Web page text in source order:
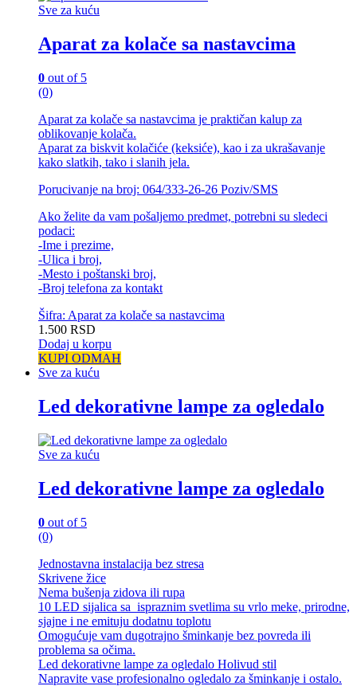
Sve za kuću
Aparat za kolače sa nastavcima
0 out of 5
(0)
Aparat za kolače sa nastavcima je praktičan kalup za
oblikovanje kolača.
Aparat za biskvit kolačiće (keksiće), kao i za ukrašavanje
kako slatkih, tako i slanih jela.
Porucivanje na broj: 064/333-26-26 Poziv/SMS
Ako želite da vam pošaljemo predmet, potrebni su sledeci
podaci:
-Ime i prezime,
-Ulica i broj,
-Mesto i poštanski broj,
-Broj telefona za kontakt
Šifra: Aparat za kolače sa nastavcima
1.500 RSD
Dodaj u korpu
KUPI ODMAH
Sve za kuću
Led dekorativne lampe za ogledalo
Sve za kuću
Led dekorativne lampe za ogledalo
0 out of 5
(0)
Jednostavna instalacija bez stresa
Skrivene žice
Nema bušenja zidova ili rupa
10 LED sijalica sa ispraznim svetlima su vrlo meke, prirodne,
sjajne i ne emituju dodatnu toplotu
Omogućuje vam dugotrajno šminkanje bez povreda ili
problema sa očima.
Led dekorativne lampe za ogledalo Holivud stil
Napravite vase profesionalno ogledalo za šminkanje i ostalo.